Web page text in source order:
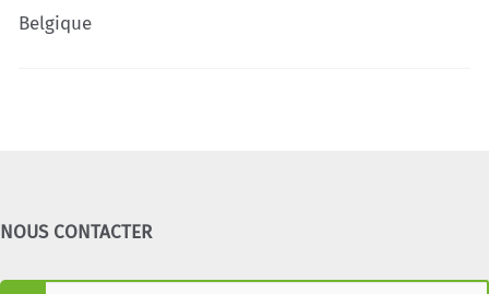
Belgique
NOUS CONTACTER